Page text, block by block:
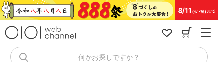
コ
ン
何かお探しですか？